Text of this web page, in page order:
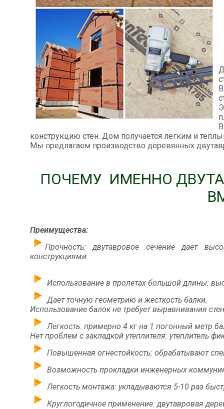
конструкцию стен. Дом получается легким и
Мы предлагаем производство деревянных
ПОЧЕМУ ИМЕННО
Преимущества:
Прочность: двутавровое сечение дает
конструкциями.
Использование в пролетах большой длины:
Дает точную геометрию и жесткость балки.
Использование балок не требует выравнивания
Легкость. примерно 4 кг на 1 погонный метр
Нет проблем с закладкой утеплителя: утеплитель
Повышенная огнестойкость: обрабатывают
Возможность прокладки инженерных
Легкость монтажа: укладываются 5-10 раз
Круглогодичное применение: двутавровая